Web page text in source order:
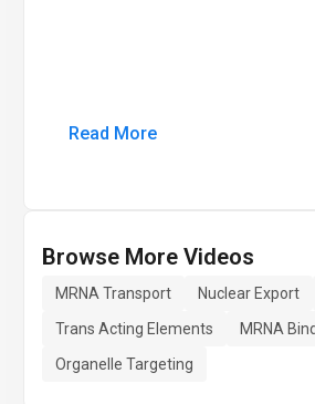
Read More
Browse More Videos
MRNA Transport Nuclear Export
Trans Acting Elements
MRNA
Organelle Targeting